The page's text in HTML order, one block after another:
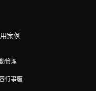
案例
管理
行事曆